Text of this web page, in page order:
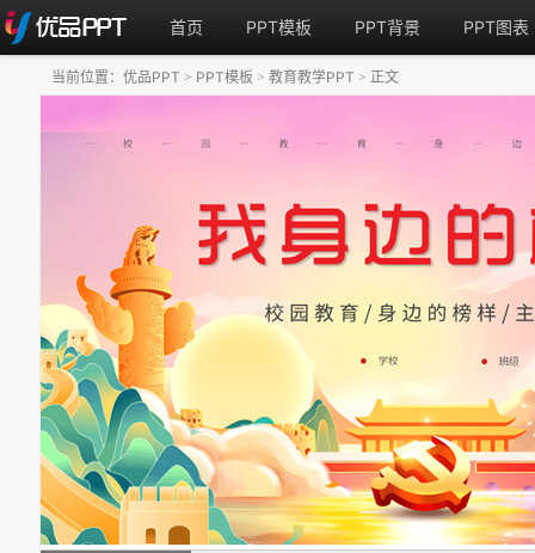
首页 PPT模板 PPT背景 PPT图表
当前位置： 优品PPT > PPT模板 > 教育教学PPT > 正文